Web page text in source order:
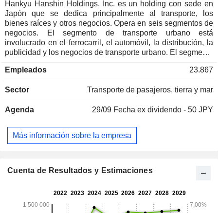
Hankyu Hanshin Holdings, Inc. es un holding con sede en
Japón que se dedica principalmente al transporte, los
bienes raíces y otros negocios. Opera en seis segmentos de
negocios. El segmento de transporte urbano está
involucrado en el ferrocarril, el automóvil, la distribución, la
publicidad y los negocios de transporte urbano. El segmento
arrendamiento y venta de bienes raíces. El segmento de
de deportes, escenarios, medios de comunicación y ocio. El
segmento de Transporte Internacional está involucrado en el
Hotelería está involucrado en el negocio de la hotelería. La
Compañía también participa en los negocios que incluyen la
humanos y el negocio de las agencias de contabilidad,
Empleados 23.867
Sector Transporte de pasajeros, tierra y mar
Agenda 29/09 Fecha ex dividendo - 50 JPY
Más información sobre la empresa
Cuenta de Resultados y Estimaciones